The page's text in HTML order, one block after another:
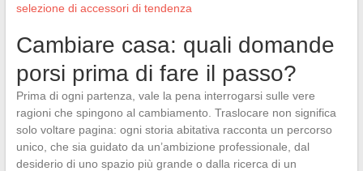
selezione di accessori di tendenza
Cambiare casa: quali domande
porsi prima di fare il passo?
Prima di ogni partenza, vale la pena interrogarsi sulle vere
ragioni che spingono al cambiamento. Traslocare non significa
solo voltare pagina: ogni storia abitativa racconta un percorso
unico, che sia guidato da un’ambizione professionale, dal
desiderio di uno spazio più grande o dalla ricerca di un